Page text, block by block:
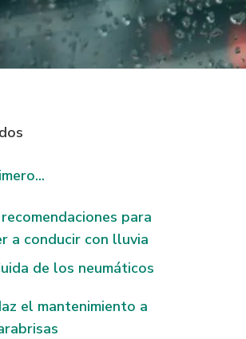
para
a conducir con lluvia
de los neumáticos
el mantenimiento a